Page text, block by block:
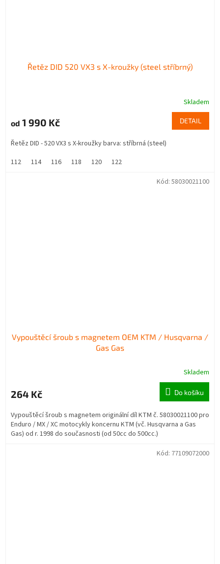
Řetěz DID 520 VX3 s X-kroužky (steel stříbrný)
Skladem
od 1 990 Kč DETAIL
Řetěz DID - 520 VX3 s X-kroužky barva: stříbrná (steel)
112
114 116 118 120 122
Vypouštěcí šroub s magnetem OEM KTM / Husqvarna /
Gas Gas
Skladem
264 Kč Do košíku
Vypouštěcí šroub s magnetem originální díl KTM č. 58030021100 pro
Enduro / MX / XC motocykly koncernu KTM (vč. Husqvarna a Gas
Gas) od r. 1998 do současnosti (od 50cc do 500cc.)
Kód: 58030021100
Kód: 77109072000